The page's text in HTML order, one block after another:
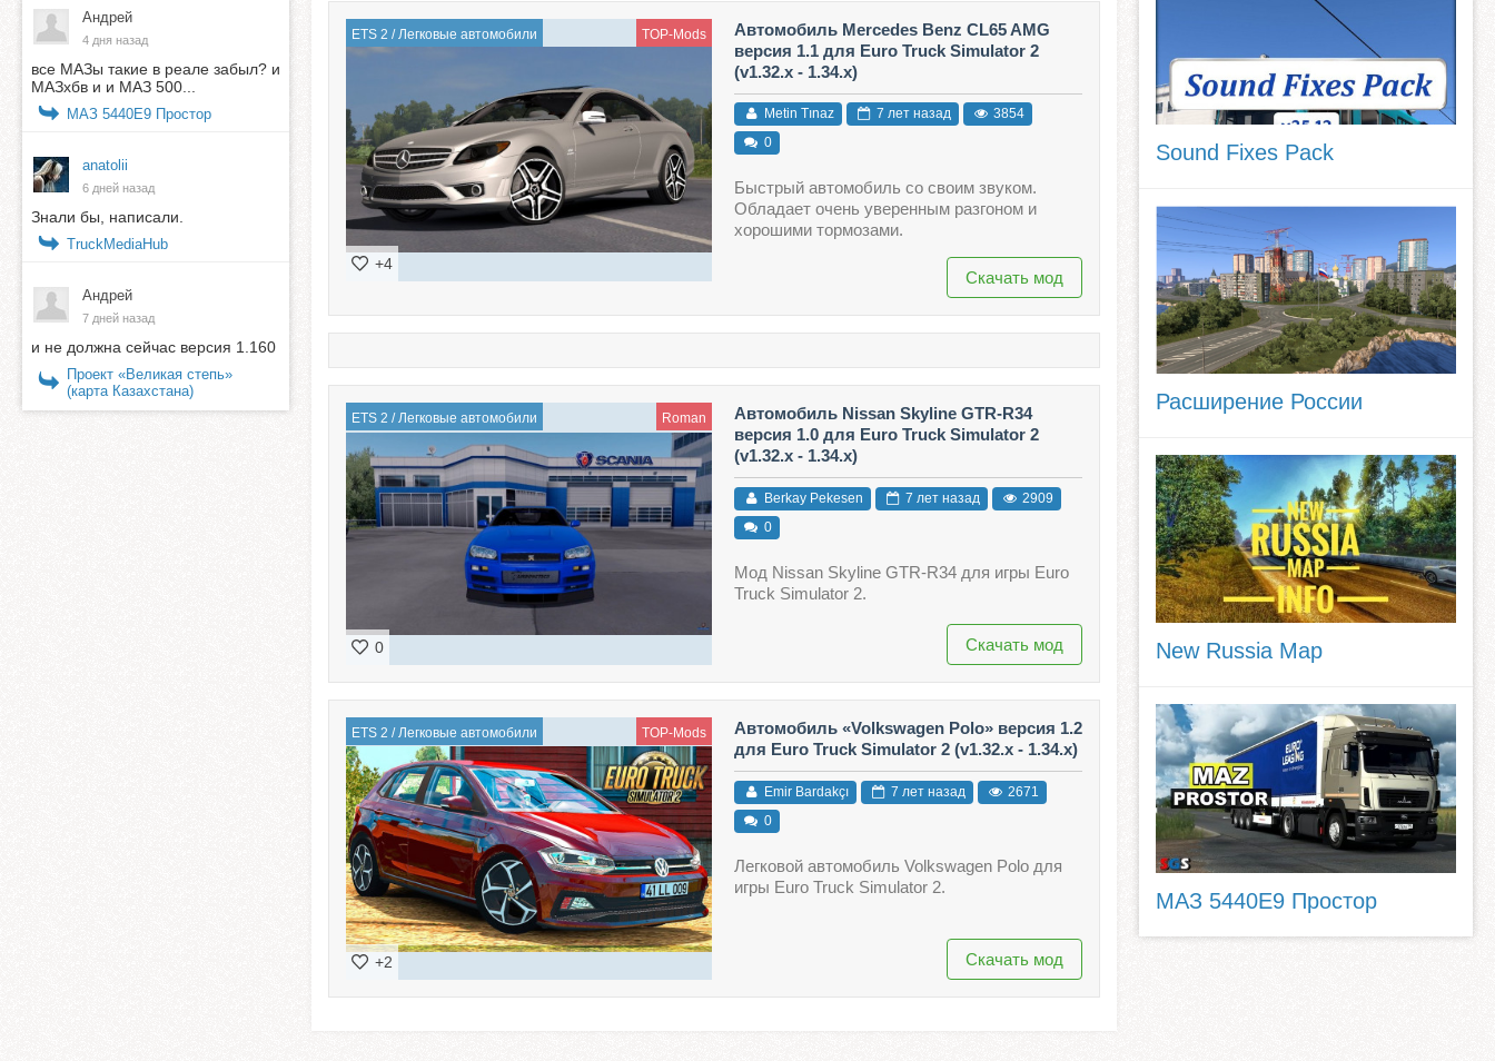
ETS 2 / Легковые автомобили TOP-Mods
+4
Автомобиль Mercedes Benz CL65 AMG
версия 1.1 для Euro Truck Simulator 2
(v1.32.x - 1.34.x)
Metin Tınaz 7 лет назад
3854
0
Быстрый автомобиль со своим звуком.
Обладает очень уверенным разгоном и
хорошими тормозами.
Скачать мод
ETS 2 /Легковые автомобили Roman
0
Автомобиль Nissan Skyline GTR-R34
версия 1.0 для Euro Truck Simulator 2
(v1.32.x - 1.34.x)
Berkay Pekesen 7 лет назад
2909
0
Мод Nissan Skyline GTR-R34 для игры Euro
Truck Simulator 2.
Скачать мод
ETS 2 /Легковые автомобили TOP-Mods
+2
Автомобиль «Volkswagen Polo» версия 1.2
для Euro Truck Simulator 2 (v1.32.x - 1.34.x)
Emir Bardakçı 7 лет назад
2671
0
Легковой автомобиль Volkswagen Polo для
игры Euro Truck Simulator 2.
Скачать мод
Андрей
4 дня назад
все МАЗы такие в реале забыл? и
МАЗхбв и и МАЗ 500...
МАЗ 5440E9 Простор
anatolii
6 дней назад
Знали бы, написали.
TruckMediaHub
Андрей
7 дней назад
и не должна сейчас версия 1.160
Проект «Великая степь»
(карта Казахстана)
Sound Fixes Pack
Расширение России
New Russia Map
МАЗ 5440E9 Простор